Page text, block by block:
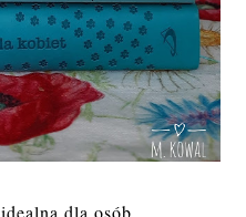
dla osób